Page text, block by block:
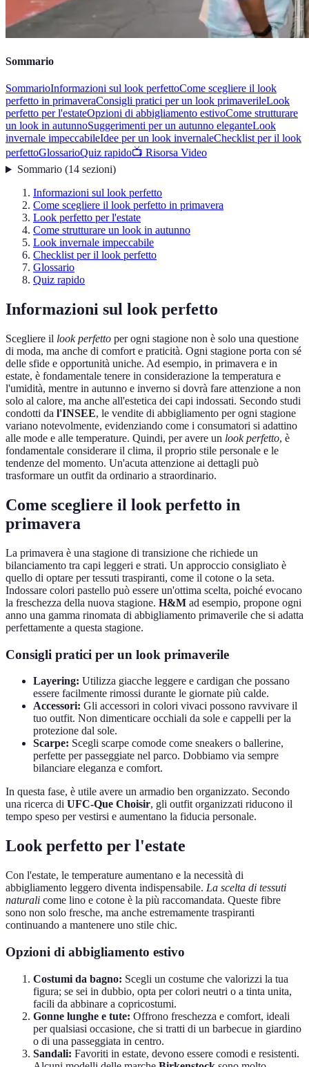
Sommario
SommarioInformazioni sul look perfettoCome scegliere il look
perfetto in primaveraConsigli pratici per un look primaverileLook
perfetto per l'estateOpzioni di abbigliamento estivoCome strutturare
un look in autunnoSuggerimenti per un autunno eleganteLook
invernale impeccabileIdee per un look invernaleChecklist per il look
perfettoGlossarioQuiz rapido📺 Risorsa Video
Sommario(14 sezioni)
Informazioni sul look perfetto
Come scegliere il look perfetto in primavera
Look perfetto per l'estate
Come strutturare un look in autunno
Look invernale impeccabile
Checklist per il look perfetto
Glossario
Quiz rapido
Informazioni sul look perfetto
Scegliere il look perfetto per ogni stagione non è solo una questione
di moda, ma anche di comfort e praticità. Ogni stagione porta con sé
delle sfide e opportunità uniche. Ad esempio, in primavera e in
estate, è fondamentale tenere in considerazione la temperatura e
l'umidità, mentre in autunno e inverno si dovrà fare attenzione a non
solo al calore, ma anche all'estetica dei capi indossati. Secondo studi
condotti da l'INSEE, le vendite di abbigliamento per ogni stagione
variano notevolmente, evidenziando come i consumatori si adattino
alle mode e alle temperature. Quindi, per avere un look perfetto, è
fondamentale considerare il clima, il proprio stile personale e le
tendenze del momento. Un'acuta attenzione ai dettagli può
trasformare un outfit da ordinario a straordinario.
Come scegliere il look perfetto in
primavera
La primavera è una stagione di transizione che richiede un
bilanciamento tra capi leggeri e strati. Un approccio consigliato è
quello di optare per tessuti traspiranti, come il cotone o la seta.
Indossare colori pastello può essere un'ottima scelta, poiché evocano
la freschezza della nuova stagione. H&M ad esempio, propone ogni
anno una gamma rinomata di abbigliamento primaverile che si adatta
perfettamente a questa stagione.
Consigli pratici per un look primaverile
Layering: Utilizza giacche leggere e cardigan che possano
essere facilmente rimossi durante le giornate più calde.
Accessori: Gli accessori in colori vivaci possono ravvivare il
tuo outfit. Non dimenticare occhiali da sole e cappelli per la
protezione dal sole.
Scarpe: Scegli scarpe comode come sneakers o ballerine,
perfette per passeggiate nel parco. Dobbiamo via sempre
bilanciare eleganza e comfort.
In questa fase, è utile avere un armadio ben organizzato. Secondo
una ricerca di UFC-Que Choisir, gli outfit organizzati riducono il
tempo speso per vestirsi e aumentano la fiducia personale.
Look perfetto per l'estate
Con l'estate, le temperature aumentano e la necessità di
abbigliamento leggero diventa indispensabile. La scelta di tessuti
naturali come lino e cotone è la più raccomandata. Queste fibre
sono non solo fresche, ma anche estremamente traspiranti
continuando a mantenere uno stile chic.
Opzioni di abbigliamento estivo
Costumi da bagno: Scegli un costume che valorizzi la tua
figura; se sei in dubbio, opta per colori neutri o a tinta unita,
facili da abbinare a copricostumi.
Gonne lunghe e tute: Offrono freschezza e comfort, ideali
per qualsiasi occasione, che si tratti di un barbecue in giardino
o di una passeggiata in centro.
Sandali: Favoriti in estate, devono essere comodi e resistenti.